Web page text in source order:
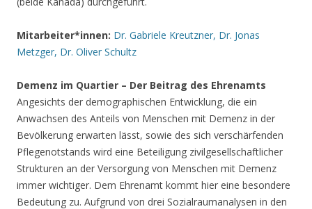
Mitarbeiter*innen: Dr. Gabriele Kreutzner, Dr. Jonas
Metzger, Dr. Oliver Schultz
Demenz im Quartier – Der Beitrag des Ehrenamts
Angesichts der demographischen Entwicklung, die ein
Anwachsen des Anteils von Menschen mit Demenz in der
Bevölkerung erwarten lässt, sowie des sich verschärfenden
Pflegenotstands wird eine Beteiligung zivilgesellschaftlicher
Strukturen an der Versorgung von Menschen mit Demenz
immer wichtiger. Dem Ehrenamt kommt hier eine besondere
Bedeutung zu. Aufgrund von drei Sozialraumanalysen in den